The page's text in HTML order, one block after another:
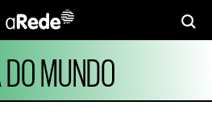
MUNDO